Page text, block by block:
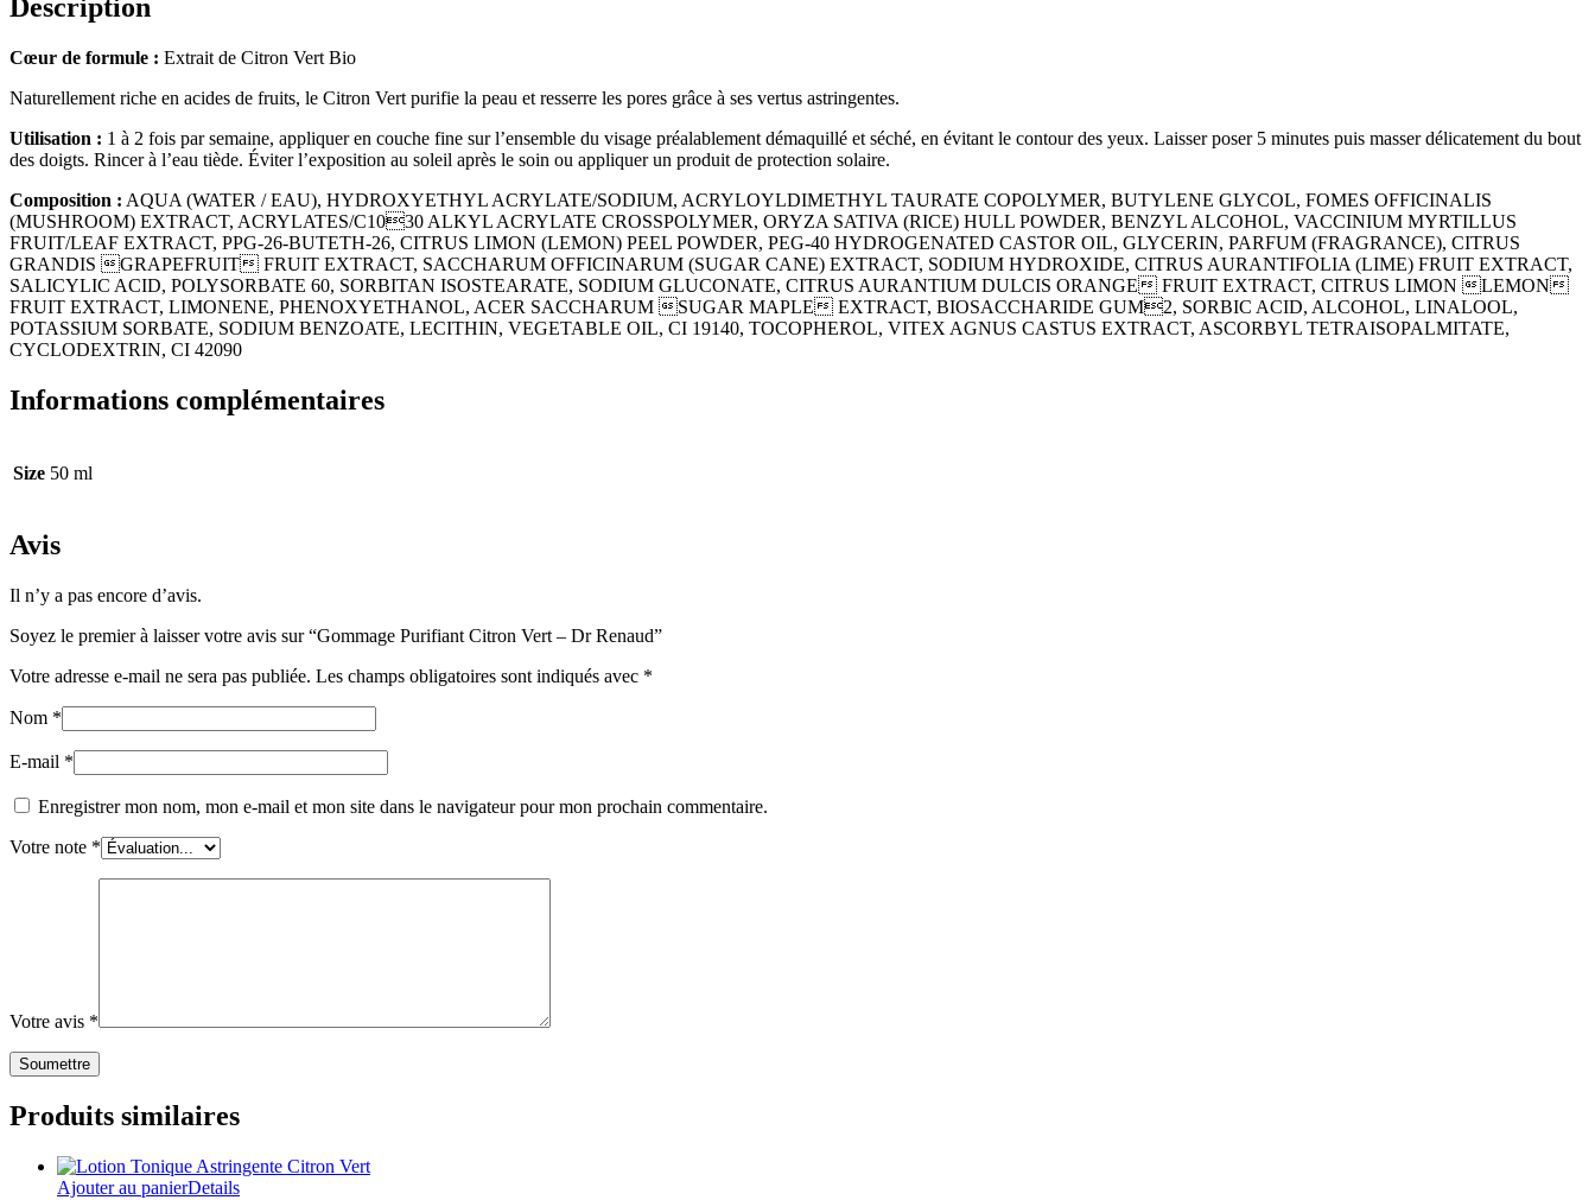
Description
Cœur de formule : Extrait de Citron Vert Bio
Naturellement riche en acides de fruits, le Citron Vert purifie la peau et resserre les pores grâce à ses vertus astringentes.
Utilisation : 1 à 2 fois par semaine, appliquer en couche fine sur l’ensemble du visage préalablement démaquillé et séché, en évitant le contour des yeux. Laisser poser 5 minutes puis masser délicatement du bout
des doigts. Rincer à l’eau tiède. Éviter l’exposition au soleil après le soin ou appliquer un produit de protection solaire.
Composition : AQUA (WATER / EAU), HYDROXYETHYL ACRYLATE/SODIUM, ACRYLOYLDIMETHYL TAURATE COPOLYMER, BUTYLENE GLYCOL, FOMES OFFICINALIS
(MUSHROOM) EXTRACT, ACRYLATES/C1030 ALKYL ACRYLATE CROSSPOLYMER, ORYZA SATIVA (RICE) HULL POWDER, BENZYL ALCOHOL, VACCINIUM MYRTILLUS
FRUIT/LEAF EXTRACT, PPG-26-BUTETH-26, CITRUS LIMON (LEMON) PEEL POWDER, PEG-40 HYDROGENATED CASTOR OIL, GLYCERIN, PARFUM (FRAGRANCE), CITRUS
GRANDIS GRAPEFRUIT FRUIT EXTRACT, SACCHARUM OFFICINARUM (SUGAR CANE) EXTRACT, SODIUM HYDROXIDE, CITRUS AURANTIFOLIA (LIME) FRUIT EXTRACT,
SALICYLIC ACID, POLYSORBATE 60, SORBITAN ISOSTEARATE, SODIUM GLUCONATE, CITRUS AURANTIUM DULCIS ORANGE FRUIT EXTRACT, CITRUS LIMON LEMON
FRUIT EXTRACT, LIMONENE, PHENOXYETHANOL, ACER SACCHARUM SUGAR MAPLE EXTRACT, BIOSACCHARIDE GUM2, SORBIC ACID, ALCOHOL, LINALOOL,
POTASSIUM SORBATE, SODIUM BENZOATE, LECITHIN, VEGETABLE OIL, CI 19140, TOCOPHEROL, VITEX AGNUS CASTUS EXTRACT, ASCORBYL TETRAISOPALMITATE,
CYCLODEXTRIN, CI 42090
Informations complémentaires
Size 50 ml
Avis
Il n’y a pas encore d’avis.
Soyez le premier à laisser votre avis sur “Gommage Purifiant Citron Vert – Dr Renaud”
Votre adresse e-mail ne sera pas publiée. Les champs obligatoires sont indiqués avec *
Nom *
E-mail *
Enregistrer mon nom, mon e-mail et mon site dans le navigateur pour mon prochain commentaire.
Votre note *
Votre avis *
Produits similaires
Ajouter au panierDetails